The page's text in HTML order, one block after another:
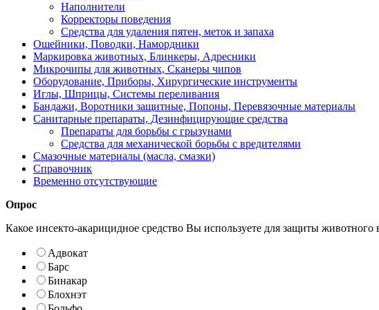
Наполнители
Корректоры поведения
Средства для удаления пятен, меток и запаха
Ошейники, Поводки, Намордники
Маркировка животных, Блинкеры, Адресники
Микрочипы для животных, Сканеры чипов
Оборудование, Приборы, Хирургические инструменты
Иглы, Шприцы, Системы переливания
Бандажи, Воротники защитные, Попоны, Перевязочные материалы
Санитарные препараты, Дезинфицирующие средства
Препараты для борьбы с грызунами
Средства для механической борьбы с вредителями
Смазочные материалы (масла, смазки)
Справочник
Временно отсутствующие
Опрос
Какое инсекто-акарицидное средство Вы используете для защиты
Адвокат
Барс
Бинакар
Блохнэт